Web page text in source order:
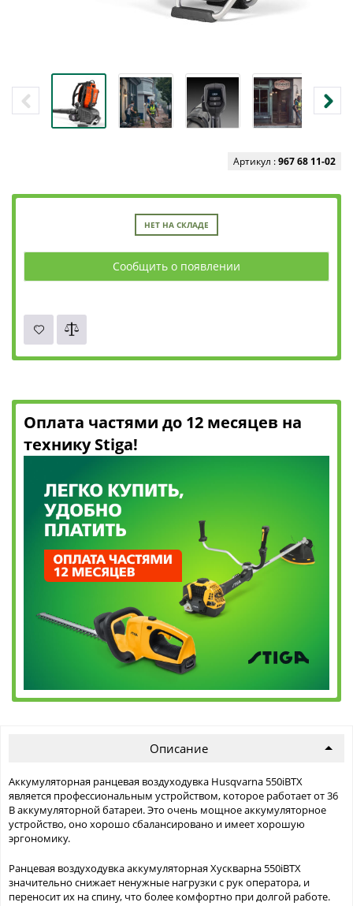
Артикул :967 68 11-02
НЕТ НА СКЛАДЕ
Сообщить о появлении
Оплата частями до 12 месяцев на
технику Stiga!
Описание
Аккумуляторная ранцевая воздуходувка Husqvarna 550iBTX
является профессиональным устройством, которое работает от 36
В аккумуляторной батареи. Это очень мощное аккумуляторное
устройство, оно хорошо сбалансировано и имеет хорошую
эргономику.
Ранцевая воздуходувка аккумуляторная Хускварна 550iBTX
значительно снижает ненужные нагрузки с рук оператора, и
переносит их на спину, что более комфортно при долгой работе.